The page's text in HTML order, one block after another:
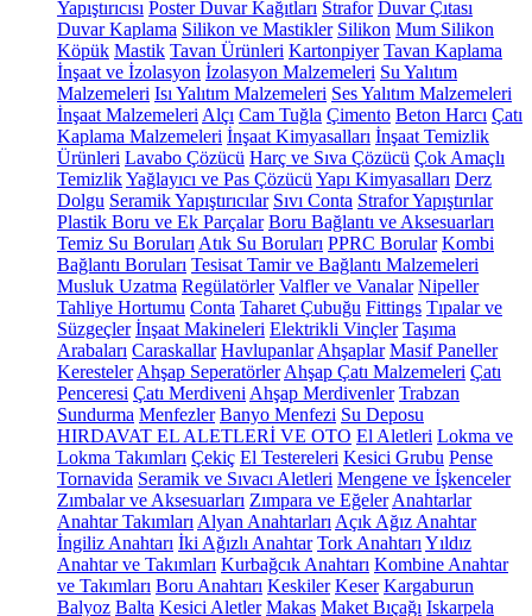
Yapıştırıcısı Poster Duvar Kağıtları Strafor Duvar Çıtası
Duvar Kaplama Silikon ve Mastikler Silikon Mum Silikon
Köpük Mastik Tavan Ürünleri Kartonpiyer Tavan Kaplama
İnşaat ve İzolasyon İzolasyon Malzemeleri Su Yalıtım
Malzemeleri Isı Yalıtım Malzemeleri Ses Yalıtım Malzemeleri
İnşaat Malzemeleri Alçı Cam Tuğla Çimento Beton Harcı Çatı
Kaplama Malzemeleri İnşaat Kimyasalları İnşaat Temizlik
Ürünleri Lavabo Çözücü Harç ve Sıva Çözücü Çok Amaçlı
TemizlikYağlayıcı ve Pas Çözücü Yapı Kimyasalları Derz
Dolgu Seramik Yapıştırıcılar Sıvı Conta Strafor Yapıştırılar
Plastik Boru ve Ek Parçalar Boru Bağlantı ve Aksesuarları
Temiz Su Boruları Atık Su Boruları PPRC Borular Kombi
Bağlantı Boruları Tesisat Tamir ve Bağlantı Malzemeleri
Musluk Uzatma Regülatörler Valfler ve Vanalar Nipeller
Tahliye Hortumu Conta Taharet Çubuğu Fittings Tıpalar ve
Süzgeçler İnşaat Makineleri Elektrikli Vinçler Taşıma
Arabaları Caraskallar Havlupanlar Ahşaplar Masif Paneller
Keresteler Ahşap Seperatörler Ahşap Çatı Malzemeleri Çatı
Penceresi Çatı Merdiveni Ahşap Merdivenler Trabzan
Sundurma Menfezler Banyo Menfezi Su Deposu
HIRDAVAT EL ALETLERİ VE OTO El Aletleri Lokma ve
Lokma Takımları Çekiç El Testereleri Kesici Grubu Pense
Tornavida Seramik ve Sıvacı Aletleri Mengene ve İşkenceler
Zımbalar ve Aksesuarları Zımpara ve Eğeler Anahtarlar
Anahtar Takımları Alyan Anahtarları Açık Ağız Anahtar
İngiliz Anahtarı İki Ağızlı Anahtar Tork Anahtarı Yıldız
Anahtar ve Takımları Kurbağcık Anahtarı Kombine Anahtar
ve Takımları Boru Anahtarı Keskiler Keser Kargaburun
Balyoz Balta Kesici Aletler Makas Maket Bıçağı Iskarpela